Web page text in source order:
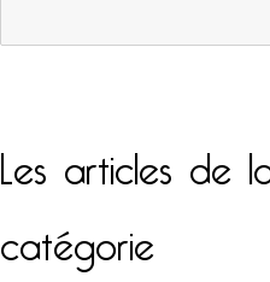
Les articles de
catégorie